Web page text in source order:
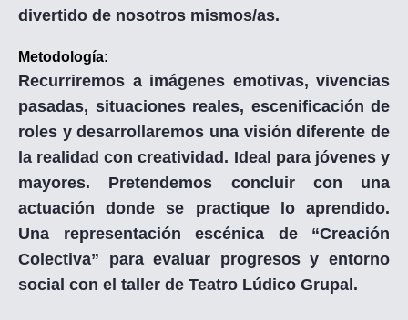
divertido de nosotros mismos/as.
Metodología:
Recurriremos a imágenes emotivas, vivencias
pasadas, situaciones reales, escenificación de
roles y desarrollaremos una visión diferente de
la realidad con creatividad. Ideal para jóvenes y
mayores. Pretendemos concluir con una
actuación donde se practique lo aprendido.
Una representación escénica de “Creación
Colectiva” para evaluar progresos y entorno
social con el taller de Teatro Lúdico Grupal.